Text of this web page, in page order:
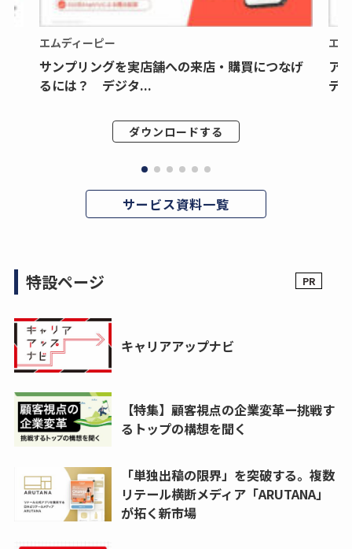
エムディーピー
サンプリングを実店舗への来店・購買につなげ
るには？ デジタ...
ダウンロードする
エ
ア
デ
サービス資料一覧
特設ページ
キャリアアップナビ
【特集】顧客視点の企業変革ー挑戦す
るトップの構想を聞く
「単独出稿の限界」を突破する。複数
リテール横断メディア「ARUTANA」
が拓く新市場